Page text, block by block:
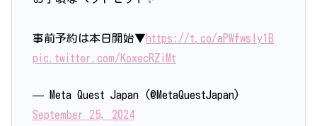
事前予約は本日開始▼https://t.co/aPWfwsIy1B
pic.twitter.com/KoxecRZiMt
— Meta Quest Japan (@MetaQuestJapan)
September 25, 2024